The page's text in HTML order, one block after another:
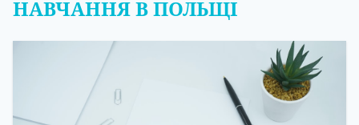
НАВЧАННЯ В ПОЛЬЩІ